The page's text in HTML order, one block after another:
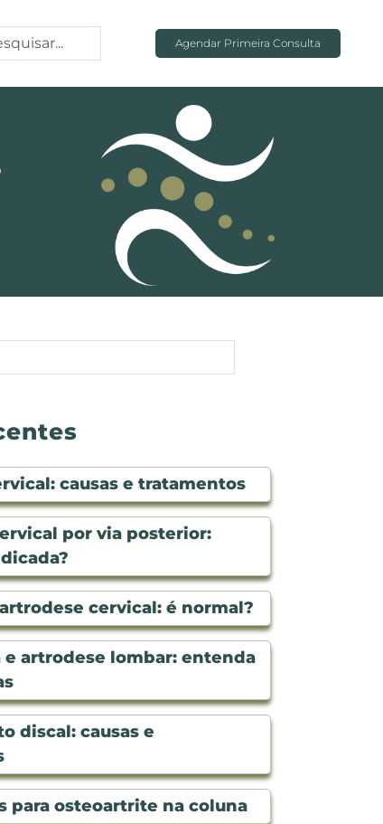
Agendar Primeira Consulta
causas e tratamentos
por via posterior:
cervical: é normal?
artrodese lombar: entenda
discal: causas e
para osteoartrite na coluna